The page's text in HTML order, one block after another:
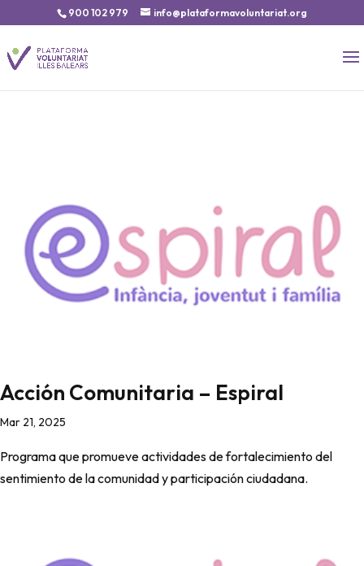
900 102 979 info@plataformavoluntariat.org
Acción Comunitaria – Espiral
Mar 21, 2025
Programa que promueve actividades de fortalecimiento del
sentimiento de la comunidad y participación ciudadana.